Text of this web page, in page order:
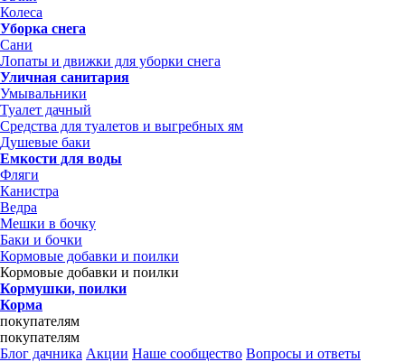
Колеса
Уборка снега
Сани
Лопаты и движки для уборки снега
Уличная санитария
Умывальники
Туалет дачный
Средства для туалетов и выгребных ям
Душевые баки
Емкости для воды
Фляги
Канистра
Ведра
Мешки в бочку
Баки и бочки
Кормовые добавки и поилки
Кормовые добавки и поилки
Кормушки, поилки
Корма
покупателям
покупателям
Блог дачника Акции Наше сообщество Вопросы и ответы